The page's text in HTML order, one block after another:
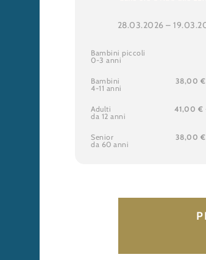
28.03.2026 –
Bambini piccoli
0-3 anni
Bambini
4-11 anni
38,00
Adulti
da 12 anni
41,00
Senior
da 60 anni
38,00